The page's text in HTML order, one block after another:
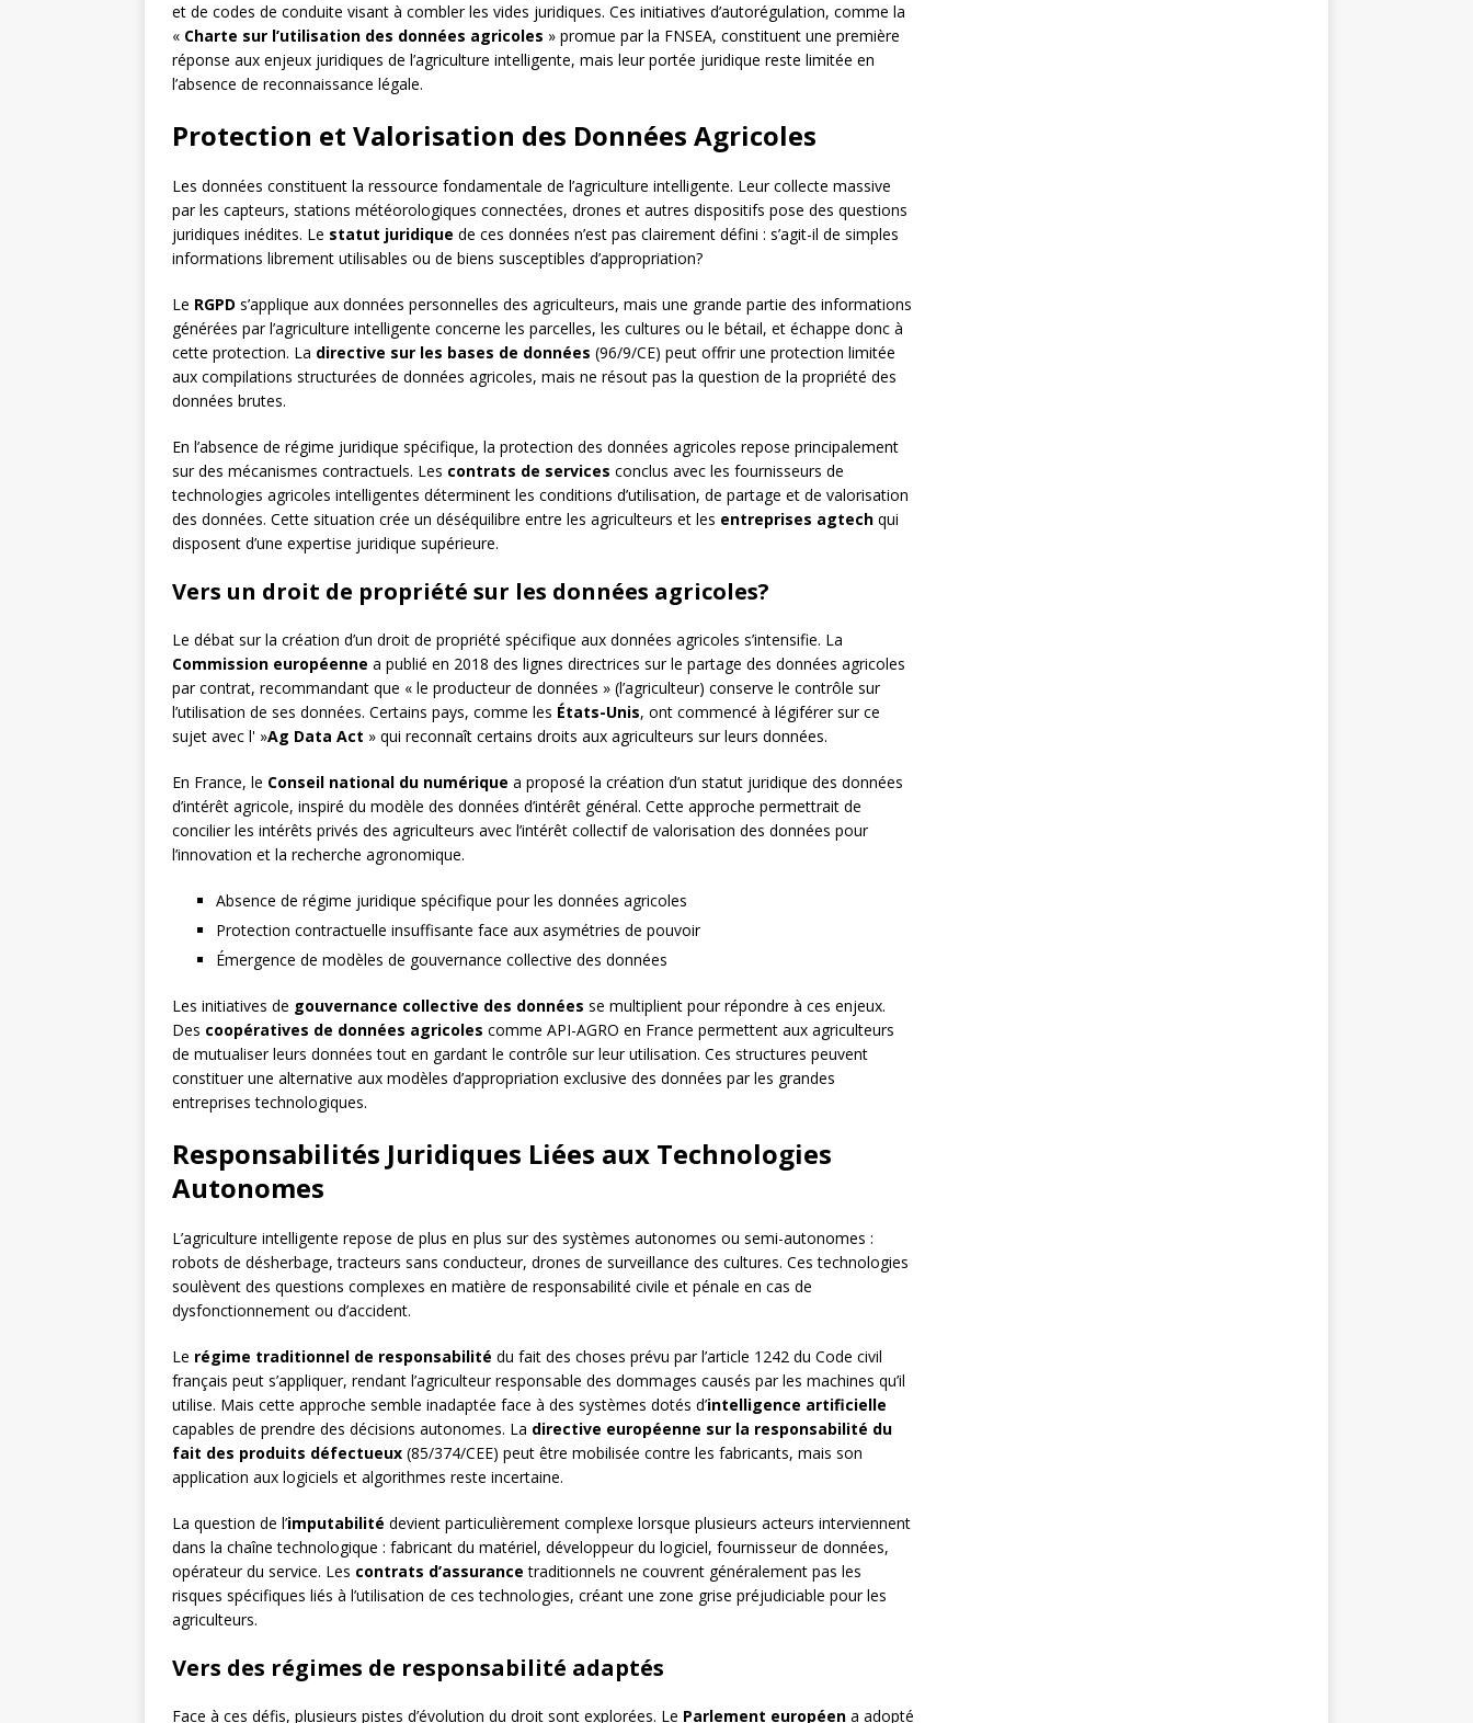
et de codes de conduite visant à combler les vides juridiques. Ces initiatives d’autorégulation, comme la
« Charte sur l’utilisation des données agricoles » promue par la FNSEA, constituent une première
réponse aux enjeux juridiques de l’agriculture intelligente, mais leur portée juridique reste limitée en
l’absence de reconnaissance légale.
Protection et Valorisation des Données Agricoles
Les données constituent la ressource fondamentale de l’agriculture intelligente. Leur collecte massive
par les capteurs, stations météorologiques connectées, drones et autres dispositifs pose des questions
juridiques inédites. Le statut juridique de ces données n’est pas clairement défini : s’agit-il de simples
informations librement utilisables ou de biens susceptibles d’appropriation?
Le RGPD s’applique aux données personnelles des agriculteurs, mais une grande partie des informations
générées par l’agriculture intelligente concerne les parcelles, les cultures ou le bétail, et échappe donc à
cette protection. La directive sur les bases de données (96/9/CE) peut offrir une protection limitée
aux compilations structurées de données agricoles, mais ne résout pas la question de la propriété des
données brutes.
En l’absence de régime juridique spécifique, la protection des données agricoles repose principalement
sur des mécanismes contractuels. Les contrats de services conclus avec les fournisseurs de
technologies agricoles intelligentes déterminent les conditions d’utilisation, de partage et de valorisation
des données. Cette situation crée un déséquilibre entre les agriculteurs et les entreprises agtech qui
disposent d’une expertise juridique supérieure.
Vers un droit de propriété sur les données agricoles?
Le débat sur la création d’un droit de propriété spécifique aux données agricoles s’intensifie. La
Commission européenne a publié en 2018 des lignes directrices sur le partage des données agricoles
par contrat, recommandant que « le producteur de données » (l’agriculteur) conserve le contrôle sur
l’utilisation de ses données. Certains pays, comme les États-Unis, ont commencé à légiférer sur ce
sujet avec l' »Ag Data Act » qui reconnaît certains droits aux agriculteurs sur leurs données.
En France, le Conseil national du numérique a proposé la création d’un statut juridique des données
d’intérêt agricole, inspiré du modèle des données d’intérêt général. Cette approche permettrait de
concilier les intérêts privés des agriculteurs avec l’intérêt collectif de valorisation des données pour
l’innovation et la recherche agronomique.
Absence de régime juridique spécifique pour les données agricoles
Protection contractuelle insuffisante face aux asymétries de pouvoir
Émergence de modèles de gouvernance collective des données
Les initiatives de gouvernance collective des données se multiplient pour répondre à ces enjeux.
Des coopératives de données agricoles comme API-AGRO en France permettent aux agriculteurs
de mutualiser leurs données tout en gardant le contrôle sur leur utilisation. Ces structures peuvent
constituer une alternative aux modèles d’appropriation exclusive des données par les grandes
entreprises technologiques.
Responsabilités Juridiques Liées aux Technologies
Autonomes
L’agriculture intelligente repose de plus en plus sur des systèmes autonomes ou semi-autonomes :
robots de désherbage, tracteurs sans conducteur, drones de surveillance des cultures. Ces technologies
soulèvent des questions complexes en matière de responsabilité civile et pénale en cas de
dysfonctionnement ou d’accident.
Le régime traditionnel de responsabilité du fait des choses prévu par l’article 1242 du Code civil
français peut s’appliquer, rendant l’agriculteur responsable des dommages causés par les machines qu’il
utilise. Mais cette approche semble inadaptée face à des systèmes dotés d’intelligence artificielle
capables de prendre des décisions autonomes. La directive européenne sur la responsabilité du
fait des produits défectueux (85/374/CEE) peut être mobilisée contre les fabricants, mais son
application aux logiciels et algorithmes reste incertaine.
La question de l’imputabilité devient particulièrement complexe lorsque plusieurs acteurs interviennent
dans la chaîne technologique : fabricant du matériel, développeur du logiciel, fournisseur de données,
opérateur du service. Les contrats d’assurance traditionnels ne couvrent généralement pas les
risques spécifiques liés à l’utilisation de ces technologies, créant une zone grise préjudiciable pour les
agriculteurs.
Vers des régimes de responsabilité adaptés
Face à ces défis, plusieurs pistes d’évolution du droit sont explorées. Le Parlement européen a adopté